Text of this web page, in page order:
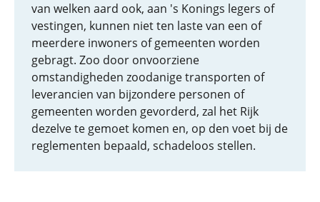
van welken aard ook, aan 's Konings legers of
vestingen, kunnen niet ten laste van een of
meerdere inwoners of gemeenten worden
gebragt. Zoo door onvoorziene
omstandigheden zoodanige transporten of
leverancien van bijzondere personen of
gemeenten worden gevorderd, zal het Rijk
dezelve te gemoet komen en, op den voet bij de
reglementen bepaald, schadeloos stellen.